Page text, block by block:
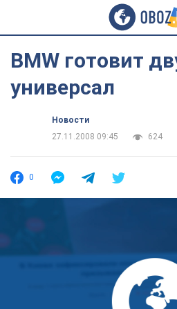
BMW готовит
универсал
Новости
27.11.2008 09:45
624
0